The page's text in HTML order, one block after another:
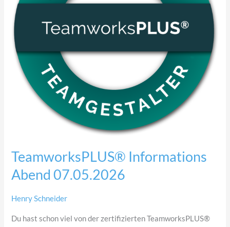
TeamworksPLUS® Informations
Abend 07.05.2026
Henry Schneider
Du hast schon viel von der zertifizierten TeamworksPLUS®